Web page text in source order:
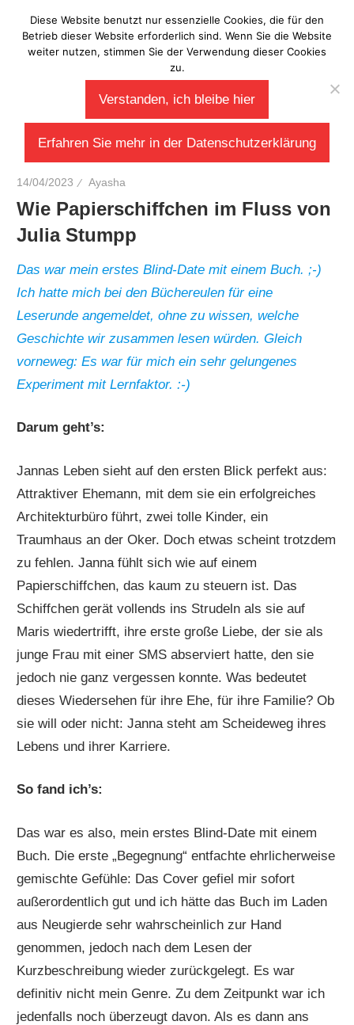
Inhalt
springen
Laberladen
14/04/2023 Ayasha
Wie Papierschiffchen im Fluss von
Julia Stumpp
Das war mein erstes Blind-Date mit einem Buch. ;-)
Ich hatte mich bei den Büchereulen für eine
Leserunde angemeldet, ohne zu wissen, welche
Geschichte wir zusammen lesen würden. Gleich
vorneweg: Es war für mich ein sehr gelungenes
Experiment mit Lernfaktor. :-)
Darum geht’s:
Jannas Leben sieht auf den ersten Blick perfekt aus:
Attraktiver Ehemann, mit dem sie ein erfolgreiches
Architekturbüro führt, zwei tolle Kinder, ein
Traumhaus an der Oker. Doch etwas scheint trotzdem
zu fehlen. Janna fühlt sich wie auf einem
Papierschiffchen, das kaum zu steuern ist. Das
Schiffchen gerät vollends ins Strudeln als sie auf
Maris wiedertrifft, ihre erste große Liebe, der sie als
junge Frau mit einer SMS abserviert hatte, den sie
jedoch nie ganz vergessen konnte. Was bedeutet
dieses Wiedersehen für ihre Ehe, für ihre Familie? Ob
sie will oder nicht: Janna steht am Scheideweg ihres
Lebens und ihrer Karriere.
So fand ich’s:
Das war es also, mein erstes Blind-Date mit einem
Buch. Die erste „Begegnung“ entfachte ehrlicherweise
gemischte Gefühle: Das Cover gefiel mir sofort
außerordentlich gut und ich hätte das Buch im Laden
aus Neugierde sehr wahrscheinlich zur Hand
genommen, jedoch nach dem Lesen der
Kurzbeschreibung wieder zurückgelegt. Es war
definitiv nicht mein Genre. Zu dem Zeitpunkt war ich
jedenfalls noch überzeugt davon. Als es dann ans
Diese Website benutzt nur essenzielle Cookies, die für den
Betrieb dieser Website erforderlich sind. Wenn Sie die Website
weiter nutzen, stimmen Sie der Verwendung dieser Cookies
zu.
Verstanden, ich bleibe hier
Erfahren Sie mehr in der Datenschutzerklärung